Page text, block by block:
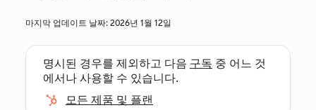
마지막 업데이트 날짜: 2026년 1월 12일
명시된 경우를 제외하고 다음 구독 중 어느 것
에서나 사용할 수 있습니다.
모든 제품 및 플랜